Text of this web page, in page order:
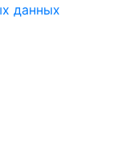
данных